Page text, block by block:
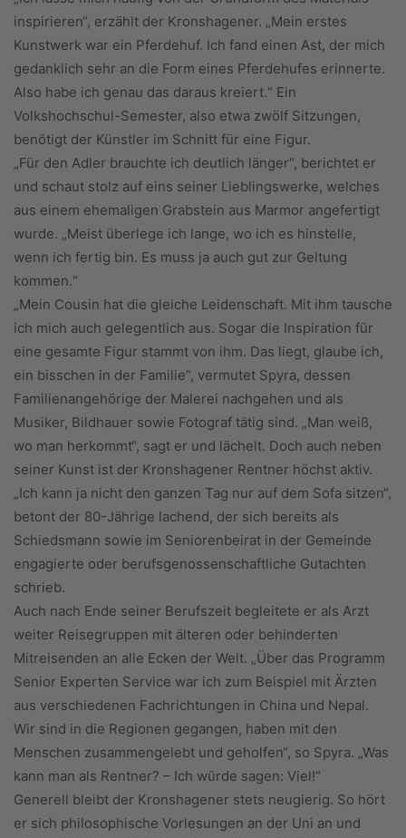
inspirieren“, erzählt der Kronshagener. „Mein erstes
Kunstwerk war ein Pferdehuf. Ich fand einen Ast, der mich
gedanklich sehr an die Form eines Pferdehufes erinnerte.
Also habe ich genau das daraus kreiert.“ Ein
Volkshochschul-Semester, also etwa zwölf Sitzungen,
benötigt der Künstler im Schnitt für eine Figur.
„Für den Adler brauchte ich deutlich länger“, berichtet er
und schaut stolz auf eins seiner Lieblingswerke, welches
aus einem ehemaligen Grabstein aus Marmor angefertigt
wurde. „Meist überlege ich lange, wo ich es hinstelle,
wenn ich fertig bin. Es muss ja auch gut zur Geltung
kommen.“
„Mein Cousin hat die gleiche Leidenschaft. Mit ihm tausche
ich mich auch gelegentlich aus. Sogar die Inspiration für
eine gesamte Figur stammt von ihm. Das liegt, glaube ich,
ein bisschen in der Familie“, vermutet Spyra, dessen
Familienangehörige der Malerei nachgehen und als
Musiker, Bildhauer sowie Fotograf tätig sind. „Man weiß,
wo man herkommt“, sagt er und lächelt. Doch auch neben
seiner Kunst ist der Kronshagener Rentner höchst aktiv.
„Ich kann ja nicht den ganzen Tag nur auf dem Sofa sitzen“,
betont der 80-Jährige lachend, der sich bereits als
Schiedsmann sowie im Seniorenbeirat in der Gemeinde
engagierte oder berufsgenossenschaftliche Gutachten
schrieb.
Auch nach Ende seiner Berufszeit begleitete er als Arzt
weiter Reisegruppen mit älteren oder behinderten
Mitreisenden an alle Ecken der Welt. „Über das Programm
Senior Experten Service war ich zum Beispiel mit Ärzten
aus verschiedenen Fachrichtungen in China und Nepal.
Wir sind in die Regionen gegangen, haben mit den
Menschen zusammengelebt und geholfen“, so Spyra. „Was
kann man als Rentner? – Ich würde sagen: Viel!“
Generell bleibt der Kronshagener stets neugierig. So hört
er sich philosophische Vorlesungen an der Uni an und